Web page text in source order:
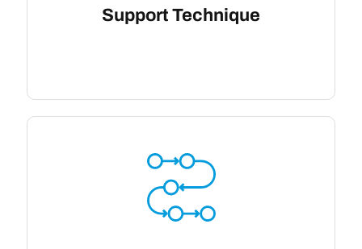
Support Technique